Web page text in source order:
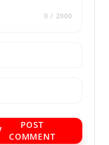
0 / 2000
POST
COMMENT